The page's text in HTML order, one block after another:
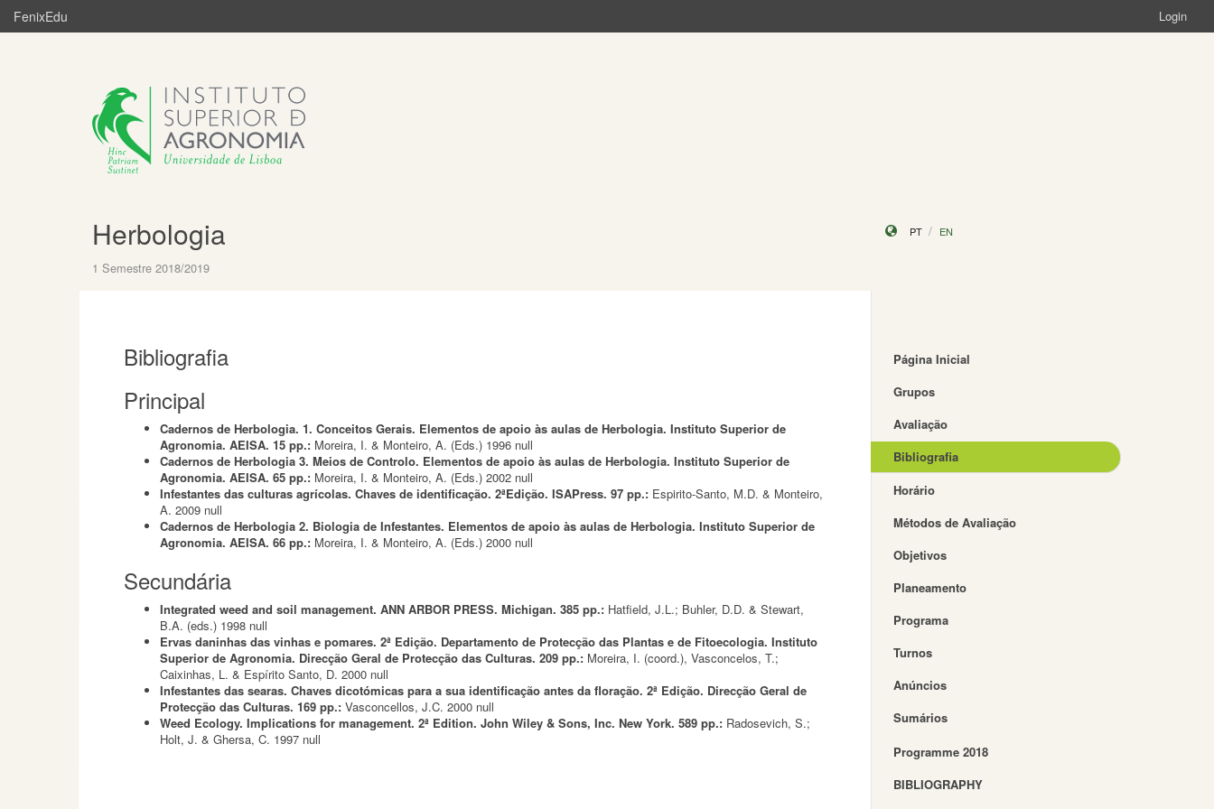
FenixEdu Login
Herbologia
1 Semestre 2018/2019
PT EN
Bibliografia
Principal
Cadernos de Herbologia. 1. Conceitos Gerais. Elementos de apoio às aulas de Herbologia. Instituto Superior de
Agronomia. AEISA. 15 pp.: Moreira, I. & Monteiro, A. (Eds.) 1996 null
Cadernos de Herbologia 3. Meios de Controlo. Elementos de apoio às aulas de Herbologia. Instituto Superior de
Agronomia. AEISA. 65 pp.: Moreira, I. & Monteiro, A. (Eds.) 2002 null
Infestantes das culturas agrícolas. Chaves de identificação. 2ªEdição. ISAPress. 97 pp.: Espirito-Santo, M.D. & Monteiro,
A. 2009 null
Cadernos de Herbologia 2. Biologia de Infestantes. Elementos de apoio às aulas de Herbologia. Instituto Superior de
Agronomia. AEISA. 66 pp.: Moreira, I. & Monteiro, A. (Eds.) 2000 null
Secundária
Integrated weed and soil management. ANN ARBOR PRESS. Michigan. 385 pp.: Hatfield, J.L.; Buhler, D.D. & Stewart,
B.A. (eds.) 1998 null
Ervas daninhas das vinhas e pomares. 2ª Edição. Departamento de Protecção das Plantas e de Fitoecologia. Instituto
Superior de Agronomia. Direcção Geral de Protecção das Culturas. 209 pp.: Moreira, I. (coord.), Vasconcelos, T.;
Caixinhas, L. & Espírito Santo, D. 2000 null
Infestantes das searas. Chaves dicotómicas para a sua identificação antes da floração. 2ª Edição. Direcção Geral de
Protecção das Culturas. 169 pp.: Vasconcellos, J.C. 2000 null
Weed Ecology. Implications for management. 2ª Edition. John Wiley & Sons, Inc. New York. 589 pp.: Radosevich, S.;
Holt, J. & Ghersa, C. 1997 null
Página Inicial
Grupos
Avaliação
Bibliografia
Horário
Métodos de Avaliação
Objetivos
Planeamento
Programa
Turnos
Anúncios
Sumários
Programme 2018
BIBLIOGRAPHY